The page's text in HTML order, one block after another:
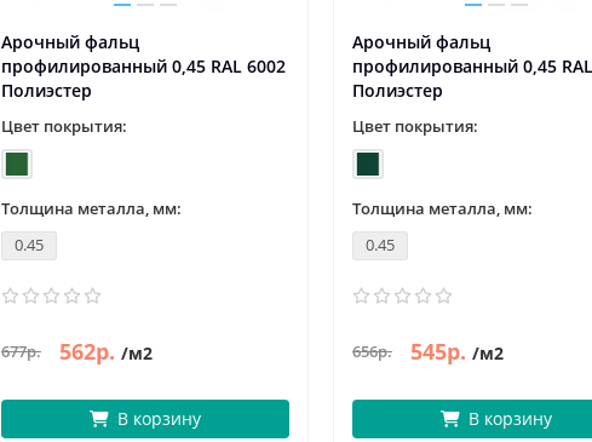
Арочный фальц
профилированный 0,45 RAL 6002
Полиэстер
Цвет покрытия:
Толщина металла, мм:
0.45
677р. 562р. /м2
В корзину
Арочный фальц
профилированный 0,45
Полиэстер
Цвет покрытия:
Толщина металла, мм:
0.45
656р. 545р. /м2
В корзину